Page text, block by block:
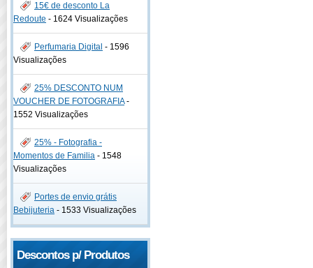
15€ de desconto La
Redoute - 1624 Visualizações
Perfumaria Digital - 1596
Visualizações
25% DESCONTO NUM
VOUCHER DE FOTOGRAFIA-
1552 Visualizações
25% - Fotografia -
Momentos de Familia - 1548
Visualizações
Portes de envio grátis
Bebijuteria - 1533 Visualizações
Descontos p/ Produtos